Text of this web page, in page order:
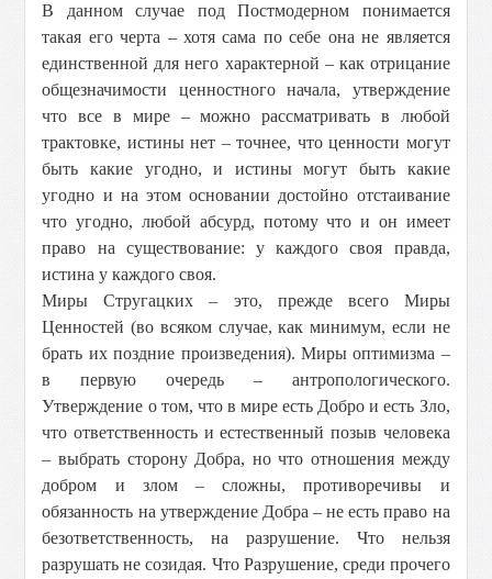
В данном случае под Постмодерном понимается
такая его черта – хотя сама по себе она не является
единственной для него характерной – как отрицание
общезначимости ценностного начала, утверждение
что все в мире – можно рассматривать в любой
трактовке, истины нет – точнее, что ценности могут
быть какие угодно, и истины могут быть какие
угодно и на этом основании достойно отстаивание
что угодно, любой абсурд, потому что и он имеет
право на существование: у каждого своя правда,
истина у каждого своя.
Миры Стругацких – это, прежде всего Миры
Ценностей (во всяком случае, как минимум, если не
брать их поздние произведения). Миры оптимизма –
в первую очередь – антропологического.
Утверждение о том, что в мире есть Добро и есть Зло,
что ответственность и естественный позыв человека
– выбрать сторону Добра, но что отношения между
добром и злом – сложны, противоречивы и
обязанность на утверждение Добра – не есть право на
безответственность, на разрушение. Что нельзя
разрушать не созидая. Что Разрушение, среди прочего